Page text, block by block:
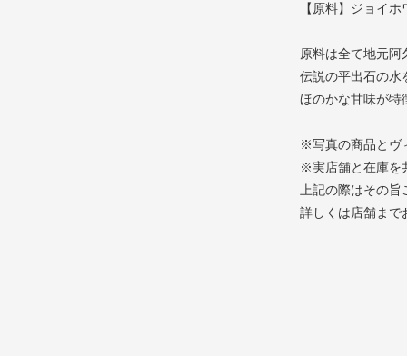
【原料】ジョイ
原料は全て地元阿
伝説の平出石の水
ほのかな甘味が特
※写真の商品とヴ
※実店舗と在庫を
上記の際はその旨
詳しくは店舗まで